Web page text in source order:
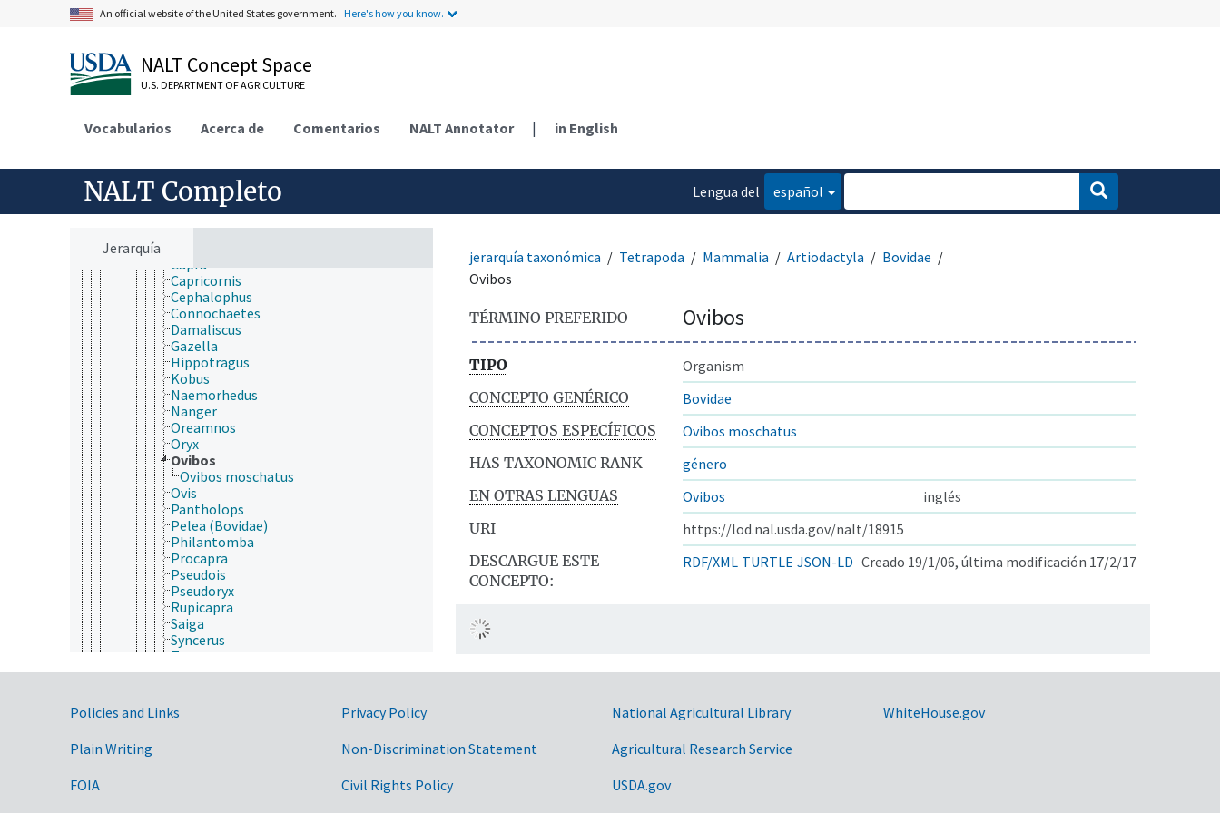
An official website of the United States government. Here's how you know.
NALT Concept Space
U.S. DEPARTMENT OF AGRICULTURE
Vocabularios Acerca de Comentarios NALT Annotator | in English
NALT Completo
Lengua del
español
Jerarquía
Afrosoricida
Bovidae
Addax
Ammotragus
Antilope
Bison (género)
Bos
Boselaphus
Bubalus
Capra
Capricornis
Cephalophus
Connochaetes
Damaliscus
Gazella
Hippotragus
Kobus
Naemorhedus
Nanger
Oreamnos
Oryx
Ovibos
Ovibos moschatus
Ovis
Pantholops
Pelea (Bovidae)
Philantomba
Procapra
Pseudois
Pseudoryx
Rupicapra
Saiga
Syncerus
Tetracerus
Tragelaphus
Cervidae
Giraffidae
jerarquía taxonómica Tetrapoda Mammalia Artiodactyla
Bovidae
Ovibos
TÉRMINO PREFERIDO Ovibos
TIPO
Organism
CONCEPTO GENÉRICO
Bovidae
CONCEPTOS ESPECÍFICOS
Ovibos moschatus
HAS TAXONOMIC RANK
género
EN OTRAS LENGUAS
Ovibos
inglés
URI
https://lod.nal.usda.gov/nalt/18915
DESCARGUE ESTE
CONCEPTO:
RDF/XML TURTLE JSON-LD Creado 19/1/06, última modificación 17/2/17
Government Links
Policies and Links
Plain Writing
FOIA
Privacy Policy
Non-Discrimination Statement
Civil Rights Policy
National Agricultural Library
Agricultural Research Service
USDA.gov
WhiteHouse.gov